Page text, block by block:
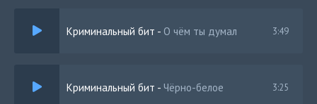
Криминальный бит - О чём ты думал 3:49
Криминальный бит - Чёрно-белое 3:25